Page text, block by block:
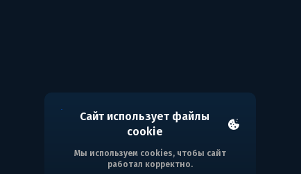
Сайт использует файлы
cookie
Мы используем cookies, чтобы сайт
работал корректно.